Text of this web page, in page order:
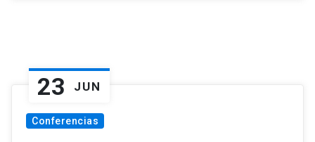
23 JUN
Conferencias